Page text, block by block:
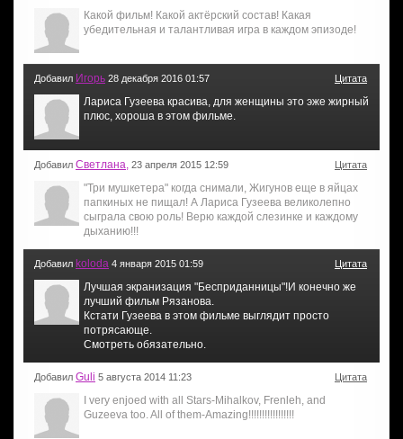
Какой фильм! Какой актёрский состав! Какая
убедительная и талантливая игра в каждом эпизоде!
Добавил Игорь 28 декабря 2016 01:57 Цитата
Лариса Гузеева красива, для женщины это эже жирный
плюс, хороша в этом фильме.
Добавил Светлана, 23 апреля 2015 12:59 Цитата
"Три мушкетера" когда снимали, Жигунов еще в яйцах
папкиных не пищал! А Лариса Гузеева великолепно
сыграла свою роль! Верю каждой слезинке и каждому
дыханию!!!
Добавил koloda 4 января 2015 01:59 Цитата
Лучшая экранизация "Бесприданницы"!И конечно же
лучший фильм Рязанова.
Кстати Гузеева в этом фильме выглядит просто
потрясающе.
Смотреть обязательно.
Добавил Guli 5 августа 2014 11:23 Цитата
I very enjoed with all Stars-Mihalkov, Frenleh, and
Guzeeva too. All of them-Amazing!!!!!!!!!!!!!!!!!